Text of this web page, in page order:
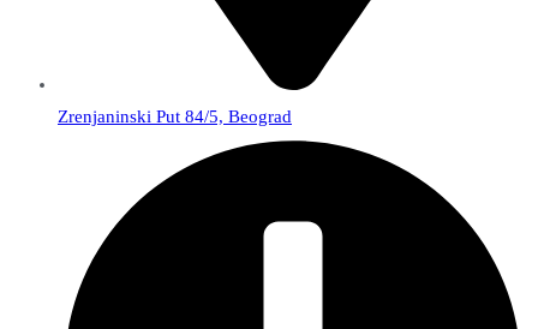
Zrenjaninski Put 84/5, Beograd